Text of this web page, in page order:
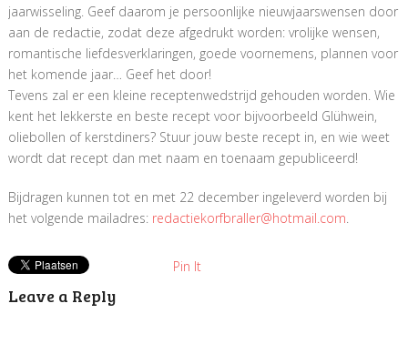
jaarwisseling. Geef daarom je persoonlijke nieuwjaarswensen door
aan de redactie, zodat deze afgedrukt worden: vrolijke wensen,
romantische liefdesverklaringen, goede voornemens, plannen voor
het komende jaar… Geef het door!
Tevens zal er een kleine receptenwedstrijd gehouden worden. Wie
kent het lekkerste en beste recept voor bijvoorbeeld Glühwein,
oliebollen of kerstdiners? Stuur jouw beste recept in, en wie weet
wordt dat recept dan met naam en toenaam gepubliceerd!
Bijdragen kunnen tot en met 22 december ingeleverd worden bij
het volgende mailadres: redactiekorfbraller@hotmail.com.
Pin It
Leave a Reply